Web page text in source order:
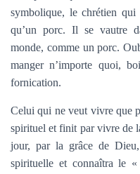
symbolique, le chrétien qui
qu’un porc. Il se vautre
monde, comme un porc.
manger n’importe quoi,
fornication.
Celui qui ne veut vivre que
spirituel et finit par vivre de
jour, par la grâce de
spirituelle et connaîtra le